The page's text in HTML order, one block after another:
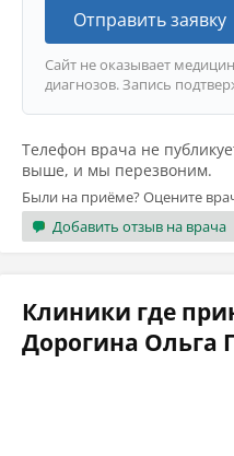
Отправить заявку
Сайт не оказывает
диагнозов. Запись
Телефон врача не
выше, и мы перезвоним.
Были на приёме? Оцените
Добавить отзыв на врача
Клиники где
Дорогина Ольга